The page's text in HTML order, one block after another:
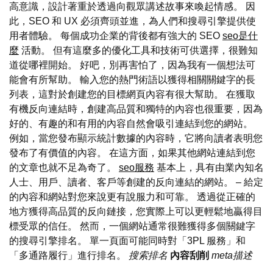
高意識，設計著重於透過向觀眾講述故事來喚起情感。 因
此，SEO 和 UX 必須齊頭並進，為人們和搜尋引擎提供使
用者體驗。 每個成功企業的背後都有強大的 SEO seo是什
麼 活動。 但有這麼多的優化工具和技術可供選擇，很難知
道從哪裡開始。 好吧，別再害怕了，因為我有一個想法可
能會有所幫助。 輸入您的熱門術語以獲得相關關鍵字的長
列表，這對於創建您的目標網頁內容有很大幫助。 在獲取
有機反向連結時，創建高品質和獨特的內容也很重要，因為
好的、有趣的和有用的內容自然會吸引連結到您的網站。
例如，當您發布顯示統計數據的內容時，它將向讀者表明您
發布了有價值的內容。 在這方面，如果其他網站連結到您
的文章也就不足為奇了。 seo服務 基本上，具有由業內知名
人士、用戶、讀者、客戶等創建的反向連結的網站。 – 給定
的內容和網站對您來說更有說服力和可靠。 透過從正確的
地方獲得高品質的反向鏈接，您實際上可以更輕鬆地贏得目
標受眾的信任。 然而，一個網站通常很難獲得多個關鍵字
的搜尋引擎排名。 單一頁面可能同時對「3PL 服務」和
「多通路履行」進行排名。 搜索排名 內容刮削 meta描述